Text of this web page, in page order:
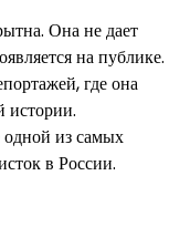
Она не дает
на публике.
где она
истории.
из самых
в России.